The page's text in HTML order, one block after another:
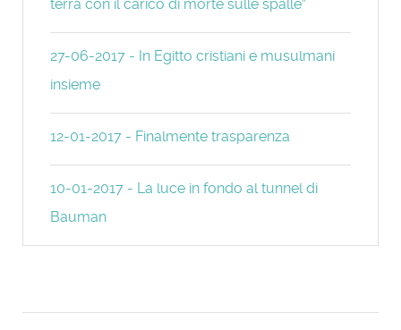
terra con il carico di morte sulle spalle”
27-06-2017 - In Egitto cristiani e musulmani
insieme
12-01-2017 - Finalmente trasparenza
10-01-2017 - La luce in fondo al tunnel di
Bauman